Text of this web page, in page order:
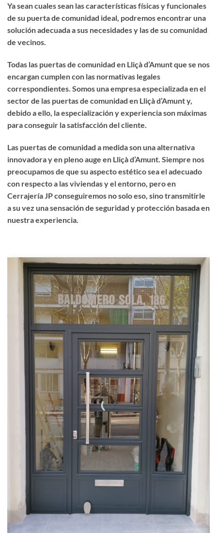
Ya sean cuales sean las características físicas y funcionales
de su puerta de comunidad ideal, podremos encontrar una
solución adecuada a sus necesidades y las de su comunidad
de vecinos.
Todas las puertas de comunidad en Lliçà d’Amunt que se nos
encargan cumplen con las normativas legales
correspondientes. Somos una empresa especializada en el
sector de las puertas de comunidad en Lliçà d’Amunt y,
debido a ello, la especialización y experiencia son máximas
para conseguir la satisfacción del cliente.
Las puertas de comunidad a medida son una alternativa
innovadora y en pleno auge en Lliçà d’Amunt. Siempre nos
preocupamos de que su aspecto estético sea el adecuado
con respecto a las viviendas y el entorno, pero en
Cerrajería JP conseguiremos no solo eso, sino transmitirle
a su vez una sensación de seguridad y protección basada en
nuestra experiencia.